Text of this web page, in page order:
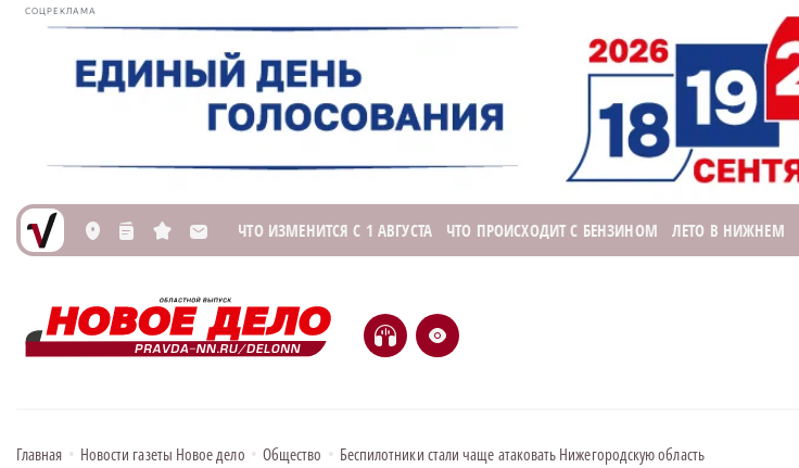
СОЦРЕКЛАМА
L n s M ЧТО ИЗМЕНИТСЯ С 1 АВГУСТА ЧТО ПРОИСХОДИТ С БЕНЗИНОМ ЛЕТО В НИЖНЕМ
H e
Главная • Новости газеты Новое дело • Общество • Беспилотники стали чаще атаковать Нижегородскую область